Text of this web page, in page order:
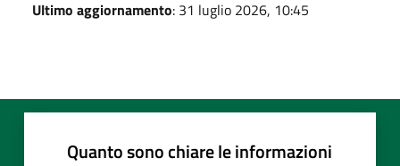
Ultimo aggiornamento: 31 luglio 2026, 10:45
Quanto sono chiare le informazioni